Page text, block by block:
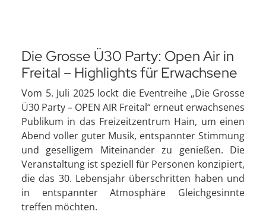
Die Grosse Ü30 Party: Open Air in
Freital – Highlights für Erwachsene
Vom 5. Juli 2025 lockt die Eventreihe „Die Grosse
Ü30 Party – OPEN AIR Freital“ erneut erwachsenes
Publikum in das Freizeitzentrum Hain, um einen
Abend voller guter Musik, entspannter Stimmung
und geselligem Miteinander zu genießen. Die
Veranstaltung ist speziell für Personen konzipiert,
die das 30. Lebensjahr überschritten haben und
in entspannter Atmosphäre Gleichgesinnte
treffen möchten.